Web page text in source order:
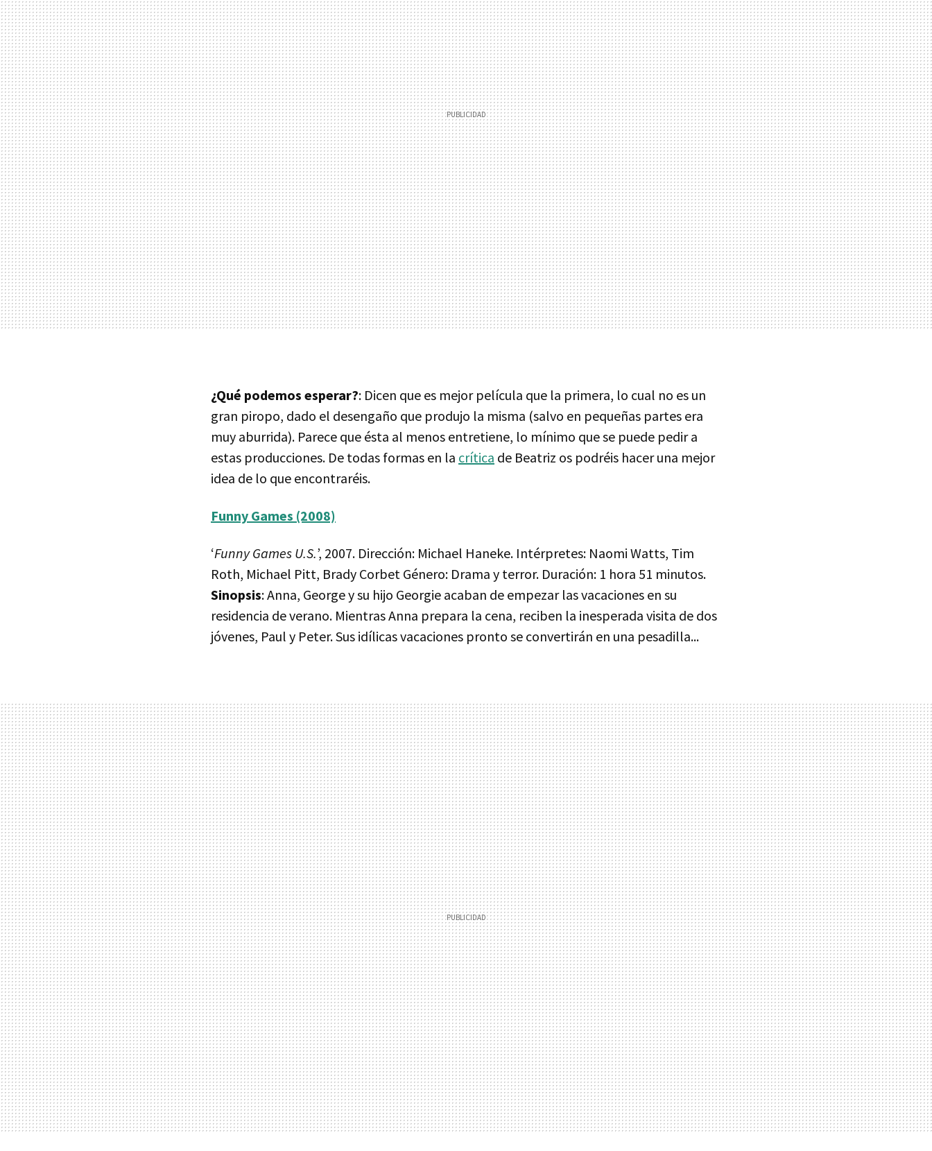
¿Qué podemos esperar?: Dicen que es mejor película que la primera, lo cual no es un
gran piropo, dado el desengaño que produjo la misma (salvo en pequeñas partes era
muy aburrida). Parece que ésta al menos entretiene, lo mínimo que se puede pedir a
estas producciones. De todas formas en la crítica de Beatriz os podréis hacer una mejor
idea de lo que encontraréis.
Funny Games (2008)
‘Funny Games U.S.’, 2007. Dirección: Michael Haneke. Intérpretes: Naomi Watts, Tim
Roth, Michael Pitt, Brady Corbet Género: Drama y terror. Duración: 1 hora 51 minutos.
Sinopsis: Anna, George y su hijo Georgie acaban de empezar las vacaciones en su
residencia de verano. Mientras Anna prepara la cena, reciben la inesperada visita de dos
jóvenes, Paul y Peter. Sus idílicas vacaciones pronto se convertirán en una pesadilla...